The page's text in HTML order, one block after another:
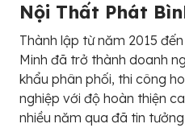
Nội Thất Phát
Thành lập từ năm 2015
Minh đã trở thành doanh
khẩu phân phối, thi công
nghiệp với độ hoàn thiện
nhiều năm qua đã tin